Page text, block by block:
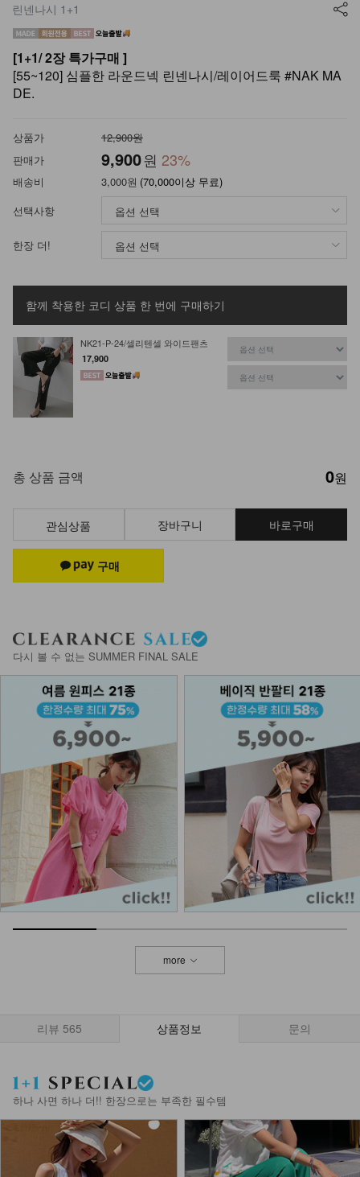
린넨나시 1+1
[1+1/ 2장 특가구매 ]
[55~120] 심플한 라운드넥 린넨나시/레이어드룩 #NAK MA
DE.
상품가
12,900원
판매가
9,900원 23%
배송비 3,000원 (70,000이상 무료)
선택사항
한장 더!
함께 착용한 코디 상품 한 번에 구매하기
NK21-P-24/셀리텐셀 와이드팬츠
17,900
총 상품 금액 0원
관심상품 장바구니 바로구매
다시 볼 수 없는 SUMMER FINAL SALE
more
리뷰 565 상품정보 문의
하나 사면 하나 더!! 한장으로는 부족한 필수템